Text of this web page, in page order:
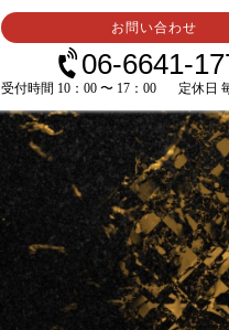
お問い合わせ
06-6641-
受付時間 10：00 〜 17：00 定休日